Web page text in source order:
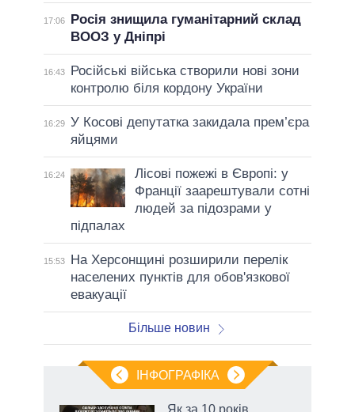
17:06
Росія знищила гуманітарний склад
ВООЗ у Дніпрі
16:43
Російські війська створили нові зони
контролю біля кордону України
16:29 У Косові депутатка закидала прем’єра
яйцями
16:24
Лісові пожежі в Європі: у
Франції заарештували сотні
людей за підозрами у
підпалах
15:53
На Херсонщині розширили перелік
населених пунктів для обов'язкової
евакуації
Більше новин
ІНФОГРАФІКА
Як за 10 років